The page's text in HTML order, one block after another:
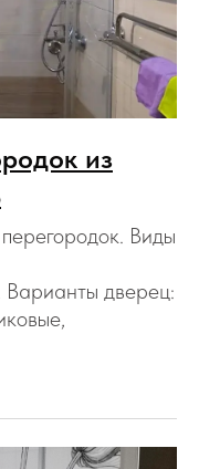
из
Виды
Варианты дверец: